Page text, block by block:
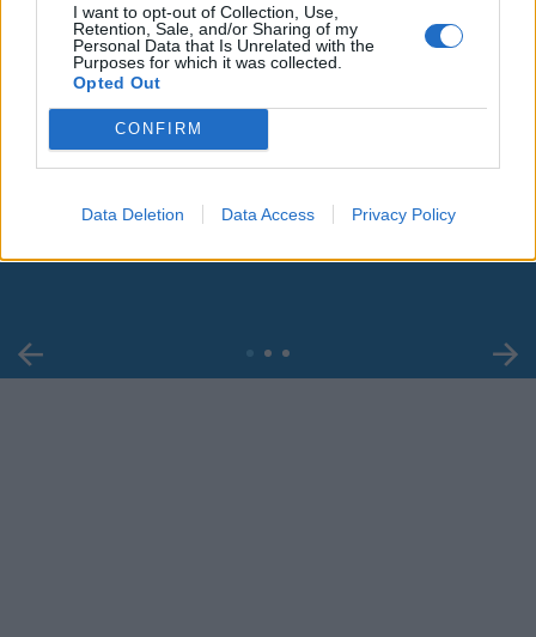
I want to opt-out of Collection, Use,
Retention, Sale, and/or Sharing of my
Personal Data that Is Unrelated with the
Purposes for which it was collected.
Opted Out
CONFIRM
Data Deletion Data Access Privacy Policy
00:00
Leonardo Maria Del Vecchio dall'ex compagna